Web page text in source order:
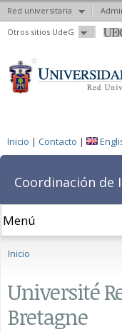
Red universitaria
Otros sitios UdeG
Formulario
Inicio | Contacto |
Coordinación de
Se encuentra
Inicio
Université
Bretagne